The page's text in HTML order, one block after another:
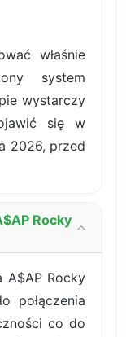
właśnie
system
wystarczy
się w
2026, przed
Rocky
A$AP Rocky
połączenia
co do